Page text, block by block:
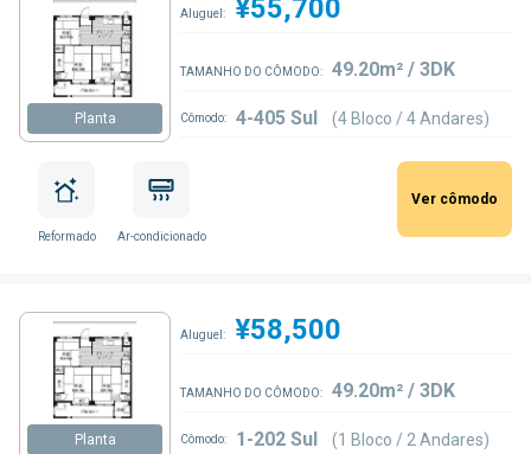
Planta
Aluguel: ¥55,700
TAMANHO DO CÔMODO: 49.20m² / 3DK
Cômodo: 4-405 Sul (4 Bloco / 4 Andares)
Reformado Ar-condicionado
Ver cômodo
Planta
Aluguel: ¥58,500
TAMANHO DO CÔMODO: 49.20m² / 3DK
Cômodo: 1-202 Sul (1 Bloco / 2 Andares)